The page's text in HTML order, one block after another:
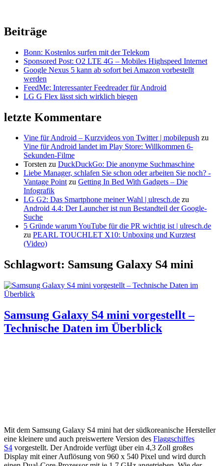
Beiträge
Bonn: Kostenlos surfen mit der Telekom
Sponsored Post: O2 LTE 4G – Mobiles Highspeed Internet
Google Nexus 5 kann ab sofort bei Amazon vorbestellt
werden
FeedMe: Interessanter Feedreader für Android
LG G Flex lässt sich wirklich biegen
letzte Kommentare
Vine für Android – Kurzvideos von Twitter | mobilepush zu
Vine für Android landet im Play Store: Willkommen 6-
Sekunden-Filme
Torsten zu DuckDuckGo: Die anonyme Suchmaschine
Liebe Manager, schlafen Sie schon oder arbeiten Sie noch? -
Vantage Pointzu Getting In Bed With Gadgets – Die
Infografik
LG G2: Das Smartphone meiner Wahl | ulresch.de zu
Android 4.4: Der Launcher ist nun Bestandteil der Google-
Suche
5 Gründe warum YouTube für die PR wichtig ist | ulresch.de
zu PEARL TOUCHLET X10: Unboxing und Kurztest
(Video)
Schlagwort: Samsung Galaxy S4 mini
Samsung Galaxy S4 mini vorgestellt –
Technische Daten im Überblick
Mit dem Samsung Galaxy S4 mini hat der südkoreanische Hersteller
eine kleinere und auch preiswertere Version des Flaggschiffes
S4 vorgestellt. Der Androide verfügt über ein 4,3 Zoll großes
Display mit einer Auflösung von 960 x 540 Pixel und wird durch